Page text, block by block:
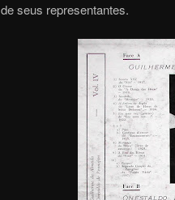
de seus representantes.